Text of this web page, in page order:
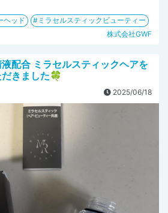
ヘッド
ミラセルスティックビューティー
株式会社GWF
配合 ミラセルスティックヘアを
きました🍀
2025/06/18